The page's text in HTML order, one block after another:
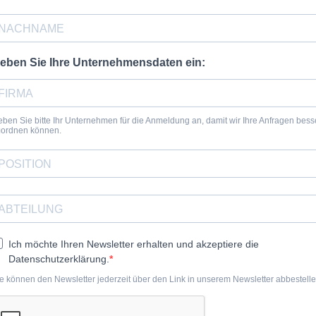
Sie Ihre Unternehmensdaten ein:
Sie bitte Ihr Unternehmen für die Anmeldung an, damit wir Ihre Anfragen
können.
Ich möchte Ihren Newsletter erhalten und akzeptiere die
Datenschutzerklärung.
können den Newsletter jederzeit über den Link in unserem Newsletter